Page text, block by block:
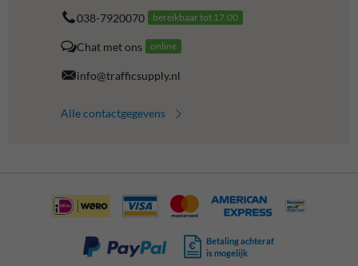
038-7920070 bereikbaar tot 17.00
Chat met ons online
info@trafficsupply.nl
Alle contactgegevens
Betaling achteraf
is mogelijk